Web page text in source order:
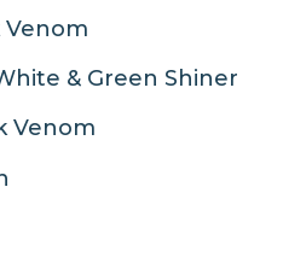
Venom
& Green Shiner
Venom